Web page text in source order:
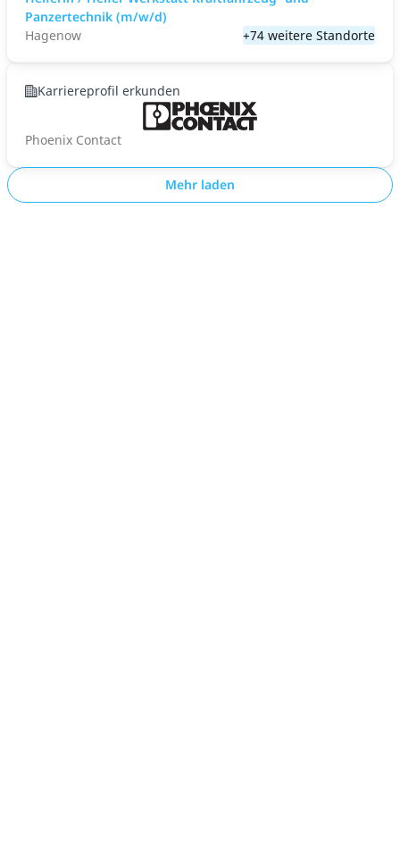
Panzertechnik (m/w/d)
Hagenow
+74 weitere Standorte
Karriereprofil erkunden
Phoenix Contact
Mehr laden